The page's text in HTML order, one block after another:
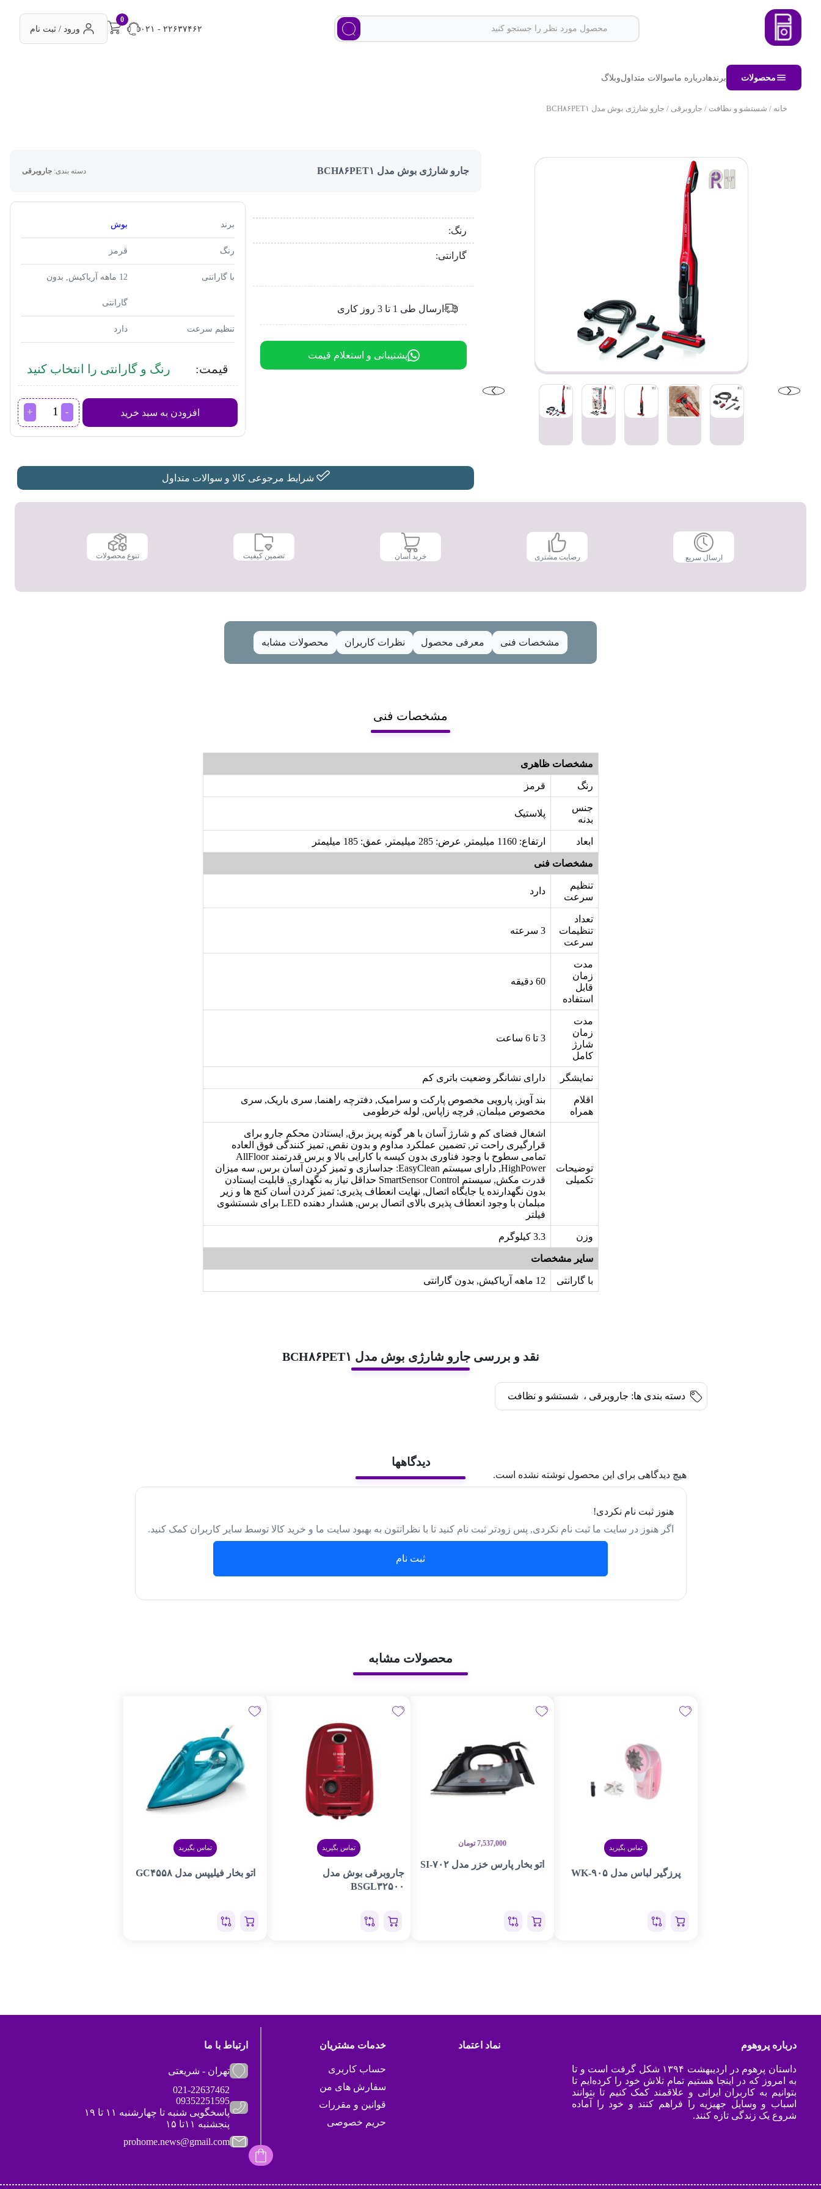
۰۲۱ - ۲۲۶۳۷۴۶۲
0
ورود / ثبت نام
محصولات برندهادرباره ماسوالات متداولوبلاگ
خانه / شستشو و نظافت / جاروبرقی / جارو شارژی بوش مدل BCH۸۶PET۱
جارو شارژی بوش مدل BCH۸۶PET۱ دسته بندی: جاروبرقی
رنگ:
گارانتی:
ارسال طی 1 تا 3 روز کاری
پشتیبانی و استعلام قیمت
برند بوش
رنگ قرمز
با گارانتی 12 ماهه آریاکیش, بدون
گارانتی
تنظیم سرعت دارد
قیمت: رنگ و گارانتی را انتخاب کنید
افزودن به سبد خرید
جارو
شارژی
عدد
شرایط مرجوعی کالا و سوالات متداول
ارسال سریع رضایت مشتری خرید آسان تضمین کیفیت تنوع محصولات
مشخصات فنی معرفی محصول نظرات کاربران محصولات مشابه
مشخصات فنی
مشخصات ظاهری
رنگ قرمز
جنس
بدنه
پلاستیک
ابعاد ارتفاع: 1160 میلیمتر, عرض: 285 میلیمتر, عمق: 185 میلیمتر
مشخصات فنی
تنظیم
سرعت
دارد
تعداد
تنظیمات
سرعت
3 سرعته
مدت
زمان
قابل
استفاده
60 دقیقه
مدت
زمان
شارژ
کامل
3 تا 6 ساعت
نمایشگر دارای نشانگر وضعیت باتری کم
اقلام
همراه
بند آویز, پارویی مخصوص پارکت و سرامیک, دفترچه راهنما, سری باریک, سری
مخصوص مبلمان, فرچه زاپاس, لوله خرطومی
توضیحات
تکمیلی
اشغال فضای کم و شارژ آسان با هر گونه پریز برق, ایستادن محکم جارو برای
قرارگیری راحت تر, تضمین عملکرد مداوم و بدون نقص, تمیز کنندگی فوق العاده
تمامی سطوح با وجود فناوری بدون کیسه با کارایی بالا و برس قدرتمند AllFloor
HighPower, دارای سیستم EasyClean: جداسازی و تمیز کردن آسان برس, سه میزان
قدرت مکش, سیستم SmartSensor Control حداقل نیاز به نگهداری, قابلیت ایستادن
بدون نگهدارنده یا جایگاه اتصال, نهایت انعطاف پذیری: تمیز کردن آسان کنج ها و زیر
مبلمان با وجود انعطاف پذیری بالای اتصال برس, هشدار دهنده LED برای شستشوی
فیلتر
وزن 3.3 کیلوگرم
سایر مشخصات
با گارانتی 12 ماهه آریاکیش, بدون گارانتی
نقد و بررسی جارو شارژی بوش مدل BCH۸۶PET۱
دسته بندی ها: جاروبرقی ، شستشو و نظافت
دیدگاهها
هیچ دیدگاهی برای این محصول نوشته نشده است.
هنوز ثبت نام نکردی!
اگر هنوز در سایت ما ثبت نام نکردی, پس زودتر ثبت نام کنید تا با نظراتتون به بهبود سایت ما و خرید کالا توسط سایر کاربران کمک کنید.
ثبت نام
محصولات مشابه
تماس بگیرید
پرزگیر لباس مدل WK-۹۰۵
7,537,000 تومان
اتو بخار پارس خزر مدل SI-۷۰۲
تماس بگیرید
جاروبرقی بوش مدل
BSGL۳۲۵۰۰
تماس بگیرید
اتو بخار فیلیپس مدل GC۴۵۵۸
درباره پروهوم
داستان پرهوم در اردیبهشت ۱۳۹۴ شکل گرفت است و تا
به امروز که در اینجا هستیم تمام تلاش خود را کرده‌ایم تا
بتوانیم به کاربران ایرانی و علاقمند کمک کنیم تا بتوانند
اسباب و وسایل جهیزیه را فراهم کنند و خود را آماده
شروع یک زندگی تازه کنند.
نماد اعتماد خدمات مشتریان
حساب کاربری
سفارش های من
قوانین و مقررات
حریم خصوصی
ارتباط با ما
تهران - شریعتی
021-22637462
09352251595
پاسخگویی شنبه تا چهارشنبه ۱۱ تا ۱۹
پنجشنبه ۱۱تا ۱۵
prohome.news@gmail.com